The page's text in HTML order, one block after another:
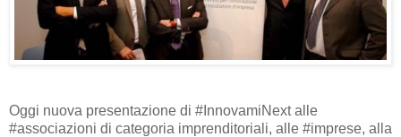
Oggi nuova presentazione di #InnovamiNext alle
#associazioni di categoria imprenditoriali, alle #imprese, alla